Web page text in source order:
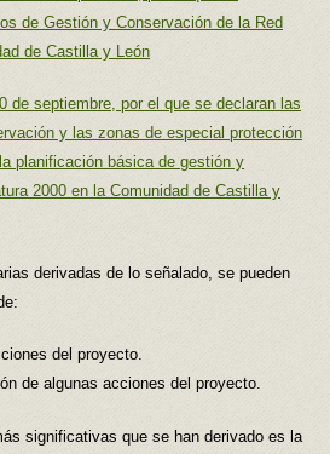
de Gestión y Conservación de la Red
de Castilla y León
de septiembre, por el que se declaran las
y las zonas de especial protección
planificación básica de gestión y
2000 en la Comunidad de Castilla y
derivadas de lo señalado, se pueden
del proyecto.
de algunas acciones del proyecto.
significativas que se han derivado es la